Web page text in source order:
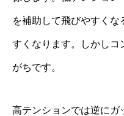
を補助して飛びやすく
すくなります。しかしコ
がちです。
高テンションでは逆にガ